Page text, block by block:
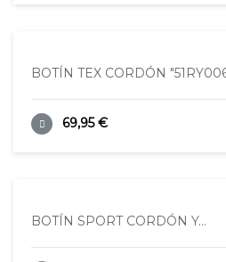
BOTÍN TEX CORDÓN
69,95 €
BOTÍN SPORT CORDÓN Y...